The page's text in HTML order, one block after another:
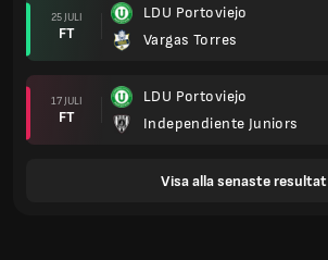
25 JULI
FT
LDU Portoviejo
Vargas Torres
17 JULI
FT
LDU Portoviejo
Independiente Juniors
Visa alla senaste resultat